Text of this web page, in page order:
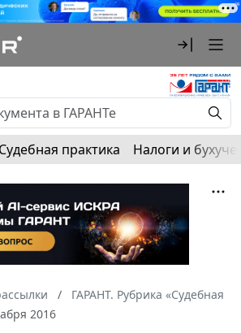
Судебная практика Налоги и
ГАРАНТ. Рубрика «Судебная
2016